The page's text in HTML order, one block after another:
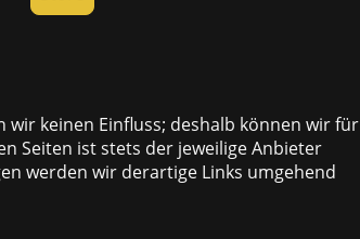
keinen Einfluss; deshalb können wir für
Seiten ist stets der jeweilige Anbieter
werden wir derartige Links umgehend